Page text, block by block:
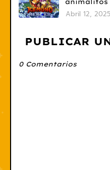
Abril 12, 2025
PUBLICAR
0 Comentarios